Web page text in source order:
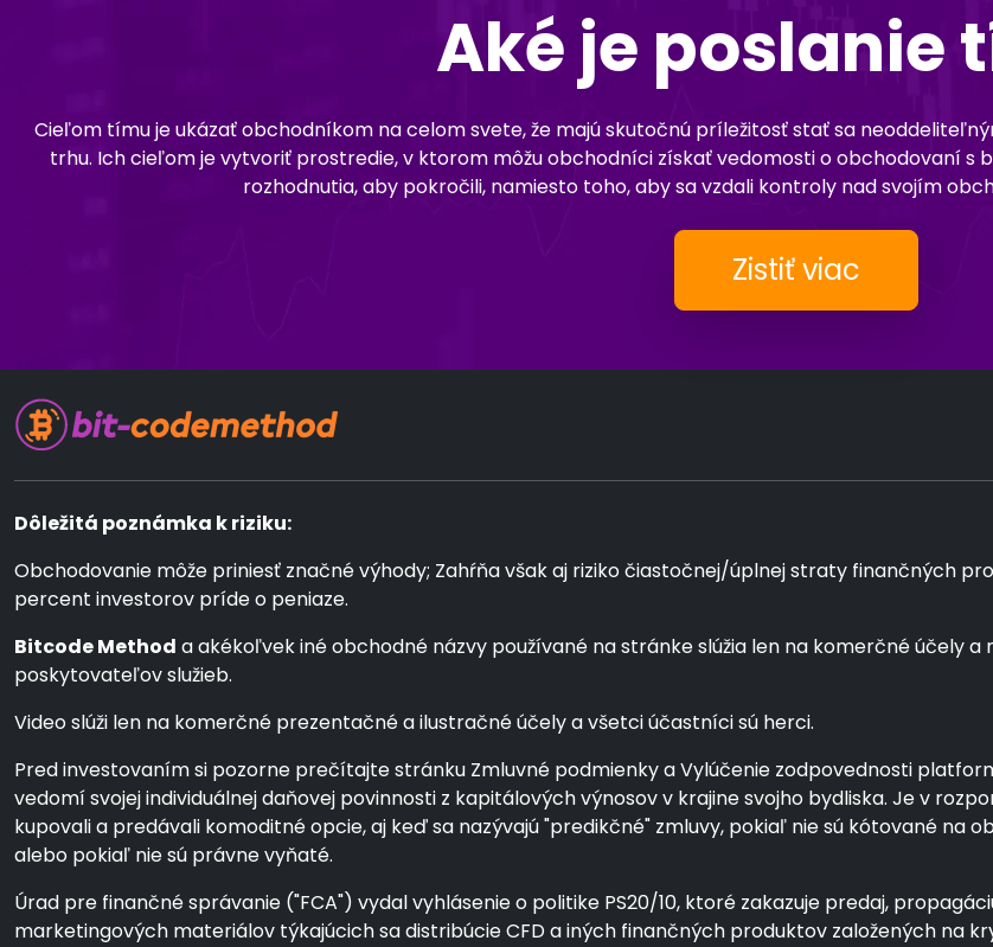
Aké je poslanie
Cieľom tímu je ukázať obchodníkom na celom svete, že majú skutočnú príležitosť stať sa
trhu. Ich cieľom je vytvoriť prostredie, v ktorom môžu obchodníci získať vedomosti o obchodovaní s
rozhodnutia, aby pokročili, namiesto toho, aby sa vzdali kontroly nad svojím
Zistiť viac
Dôležitá poznámka k riziku:
Obchodovanie môže priniesť značné výhody; Zahŕňa však aj riziko čiastočnej/úplnej straty finančných
percent investorov príde o peniaze.
Bitcode Method a akékoľvek iné obchodné názvy používané na stránke slúžia len na komerčné účely
poskytovateľov služieb.
Video slúži len na komerčné prezentačné a ilustračné účely a všetci účastníci sú herci.
Pred investovaním si pozorne prečítajte stránku Zmluvné podmienky a Vylúčenie zodpovednosti
vedomí svojej individuálnej daňovej povinnosti z kapitálových výnosov v krajine svojho bydliska. Je v
kupovali a predávali komoditné opcie, aj keď sa nazývajú "predikčné" zmluvy, pokiaľ nie sú kótované na
alebo pokiaľ nie sú právne vyňaté.
Úrad pre finančné správanie ("FCA") vydal vyhlásenie o politike PS20/10, ktoré zakazuje predaj,
marketingových materiálov týkajúcich sa distribúcie CFD a iných finančných produktov založených na